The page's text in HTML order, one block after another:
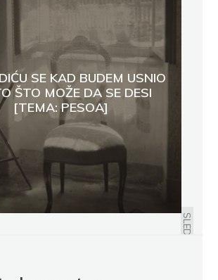
SE KAD BUDEM USNIO
ŠTO MOŽE DA SE DESI
[TEMA: PESOA]
SLEDEĆE
TOMA AKVINSKI